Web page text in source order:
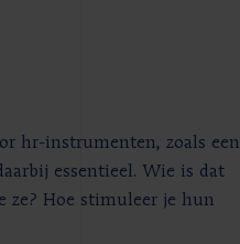
hr-instrumenten, zoals een
essentieel. Wie is dat
ze? Hoe stimuleer je hun